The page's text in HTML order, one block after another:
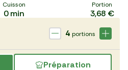
Cuisson
0min
Portion
3,68 €
Préparation
4 portions